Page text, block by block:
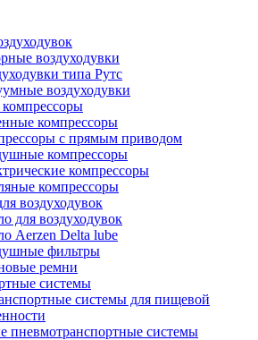
воздуходувки
типа Рутс
воздуходувки
компрессоры
с прямым приводом
компрессоры
компрессоры
компрессоры
воздуходувок
воздуходувок
Delta lube
фильтры
ремни
системы
системы для пищевой
системы